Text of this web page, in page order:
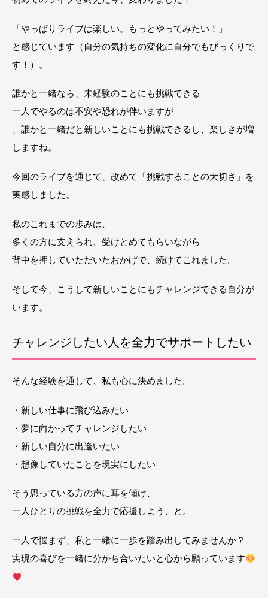
「やっぱりライブは楽しい。もっとやってみたい！」
と感じています（自分の気持ちの変化に自分でもびっくりで
す！）。
誰かと一緒なら、未経験のことにも挑戦できる
一人でやるのは不安や恐れが伴いますが
、誰かと一緒だと新しいことにも挑戦できるし、楽しさが増
しますね。
今回のライブを通じて、改めて「挑戦することの大切さ」を
実感しました。
私のこれまでの歩みは、
多くの方に支えられ、受けとめてもらいながら
背中を押していただいたおかげで、続けてこれました。
そして今、こうして新しいことにもチャレンジできる自分が
います。
チャレンジしたい人を全力でサポートしたい
そんな経験を通して、私も心に決めました。
・新しい仕事に飛び込みたい
・夢に向かってチャレンジしたい
・新しい自分に出逢いたい
・想像していたことを現実にしたい
そう思っている方の声に耳を傾け、
一人ひとりの挑戦を全力で応援しよう、と。
一人で悩まず、私と一緒に一歩を踏み出してみませんか？
実現の喜びを一緒に分かち合いたいと心から願っています